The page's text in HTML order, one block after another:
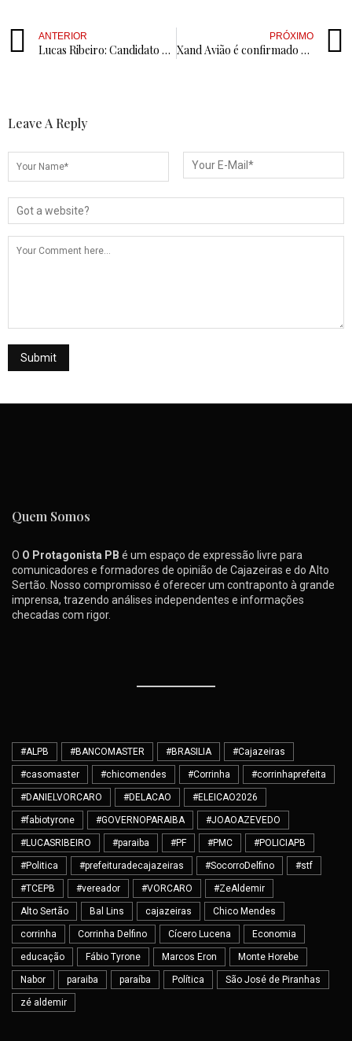
ANTERIOR
Lucas Ribeiro: Candidato Natural ou rosto da dinastia sem projeto?
PRÓXIMO
Xand Avião é confirmado como atração principal da MICARANHAS 2025, em São José de Piranhas
Leave A Reply
Quem Somos
O O Protagonista PB é um espaço de expressão livre para
comunicadores e formadores de opinião de Cajazeiras e do Alto
Sertão. Nosso compromisso é oferecer um contraponto à grande
imprensa, trazendo análises independentes e informações
checadas com rigor.
#ALPB #BANCOMASTER #BRASILIA #Cajazeiras
#casomaster #chicomendes #Corrinha #corrinhaprefeita
#DANIELVORCARO #DELACAO #ELEICAO2026
#fabiotyrone #GOVERNOPARAIBA #JOAOAZEVEDO
#LUCASRIBEIRO #paraiba #PF #PMC #POLICIAPB
#Politica #prefeituradecajazeiras #SocorroDelfino #stf
#TCEPB #vereador #VORCARO #ZeAldemir
Alto Sertão Bal Lins cajazeiras Chico Mendes
corrinha Corrinha Delfino Cícero Lucena Economia
educação Fábio Tyrone Marcos Eron Monte Horebe
Nabor paraiba paraíba Política São José de Piranhas
zé aldemir